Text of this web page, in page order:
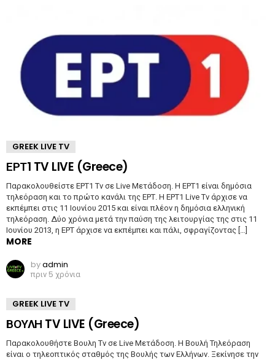
GREEK LIVE TV
ΕΡΤ1 TV LIVE (Greece)
Παρακολουθείστε ΕΡΤ1 Tv σε Live Μετάδοση. Η ΕΡΤ1 είναι δημόσια
τηλεόραση και το πρώτο κανάλι της ΕΡΤ. Η ΕΡΤ1 Live Tv άρχισε να
εκπέμπει στις 11 Ιουνίου 2015 και είναι πλέον η δημόσια ελληνική
τηλεόραση. Δύο χρόνια μετά την παύση της λειτουργίας της στις 11
Ιουνίου 2013, η ΕΡΤ άρχισε να εκπέμπει και πάλι, σφραγίζοντας […]
MORE
byadmin
πριν 5 χρόνια
GREEK LIVE TV
ΒΟΥΛΗ TV LIVE (Greece)
Παρακολουθήστε Βουλη Tv σε Live Μετάδοση. Η Βουλή Τηλεόραση
είναι ο τηλεοπτικός σταθμός της Βουλής των Ελλήνων. Ξεκίνησε την